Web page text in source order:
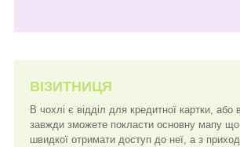
ВІЗИТНИЦЯ
В чохлі є відділ для кредитної картки, або
завжди зможете покласти основну мапу
швидкої отримати доступ до неї, а з